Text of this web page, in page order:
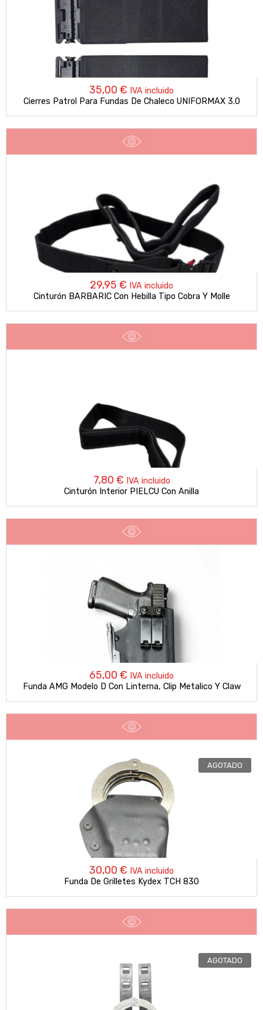
35,00 € IVA incluido
Cierres Patrol Para Fundas De Chaleco UNIFORMAX 3.0
29,95 € IVA incluido
Cinturón BARBARIC Con Hebilla Tipo Cobra Y Molle
7,80 € IVA incluido
Cinturón Interior PIELCU Con Anilla
65,00 € IVA incluido
Funda AMG Modelo D Con Linterna, Clip Metalico Y Claw
AGOTADO
30,00 € IVA incluido
Funda De Grilletes Kydex TCH 830
AGOTADO